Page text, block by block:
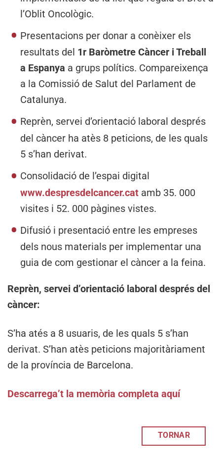
l’Oblit Oncològic.
Presentacions per donar a conèixer els
resultats del 1r Baròmetre Càncer i Treball
a Espanya a grups polítics. Compareixença
a la Comissió de Salut del Parlament de
Catalunya.
Reprèn, servei d’orientació laboral després
del càncer ha atès 8 peticions, de les quals
5 s’han derivat.
Consolidació de l’espai digital
www.despresdelcancer.cat amb 35. 000
visites i 52. 000 pàgines vistes.
Difusió i presentació entre les empreses
dels nous materials per implementar una
guia de com gestionar el càncer a la feina.
Reprèn, servei d’orientació laboral després del
càncer:
S’ha atés a 8 usuaris, de les quals 5 s’han
derivat. S’han atès peticions majoritàriament
de la província de Barcelona.
Descarrega’t la memòria completa aquí
TORNAR